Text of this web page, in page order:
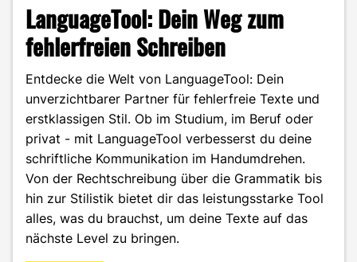
LanguageTool: Dein Weg zum
fehlerfreien Schreiben
Entdecke die Welt von LanguageTool: Dein
unverzichtbarer Partner für fehlerfreie Texte und
erstklassigen Stil. Ob im Studium, im Beruf oder
privat - mit LanguageTool verbesserst du deine
schriftliche Kommunikation im Handumdrehen.
Von der Rechtschreibung über die Grammatik bis
hin zur Stilistik bietet dir das leistungsstarke Tool
alles, was du brauchst, um deine Texte auf das
nächste Level zu bringen.